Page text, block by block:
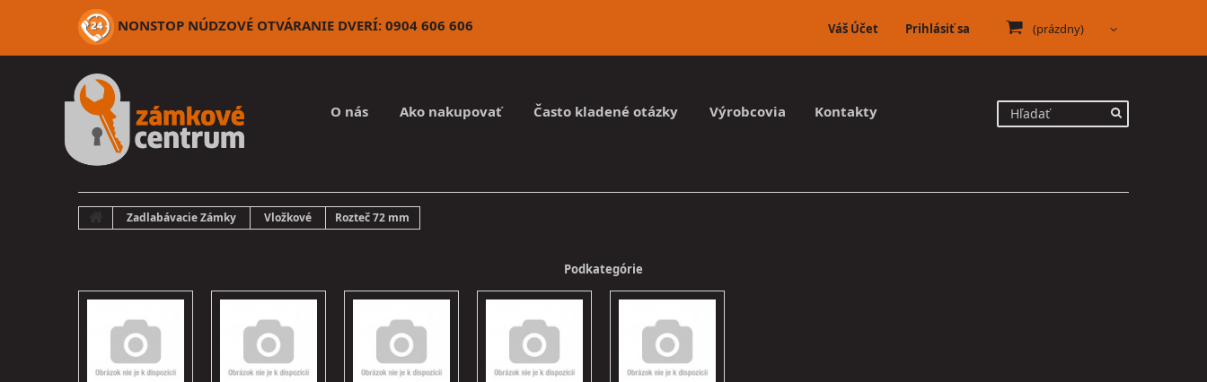
NONSTOP NÚDZOVÉ OTVÁRANIE DVERÍ: 0904 606 606 (prázdny)
Prihlásiť sa
Váš Účet
O nás Ako nakupovať Často kladené otázky Výrobcovia Kontakty
Zadlabávacie Zámky Vložkové Rozteč 72 mm
Podkategórie